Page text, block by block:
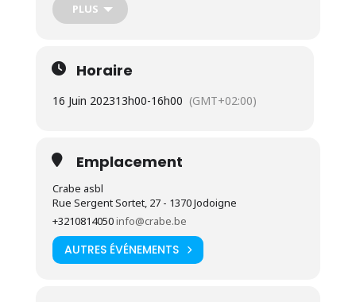
Ces ateliers hebdomadaires comprennent :
le traitement de texte;
l’initiation aux applications (bancaires,
la rédaction de courriers (CV, lettre de
motivation);
la création et l’utilisation de comptes sur les
réseaux de recherche d’emploi et sur les
réseaux sociaux;
PLUS
Horaire
16 Juin 202313h00-16h00 (GMT+02:00)
Emplacement
Crabe asbl
Rue Sergent Sortet, 27 - 1370 Jodoigne
+3210814050info@crabe.be
AUTRES ÉVÉNEMENTS